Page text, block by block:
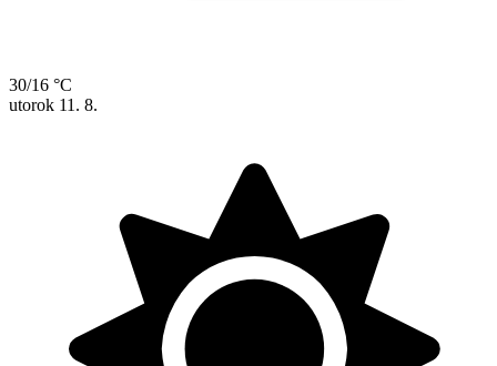
30/16 °C
utorok 11. 8.